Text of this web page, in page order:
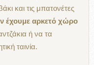
και τις μπατονέτες
έχουμε αρκετό χώρο
ή να τα
ταινία.